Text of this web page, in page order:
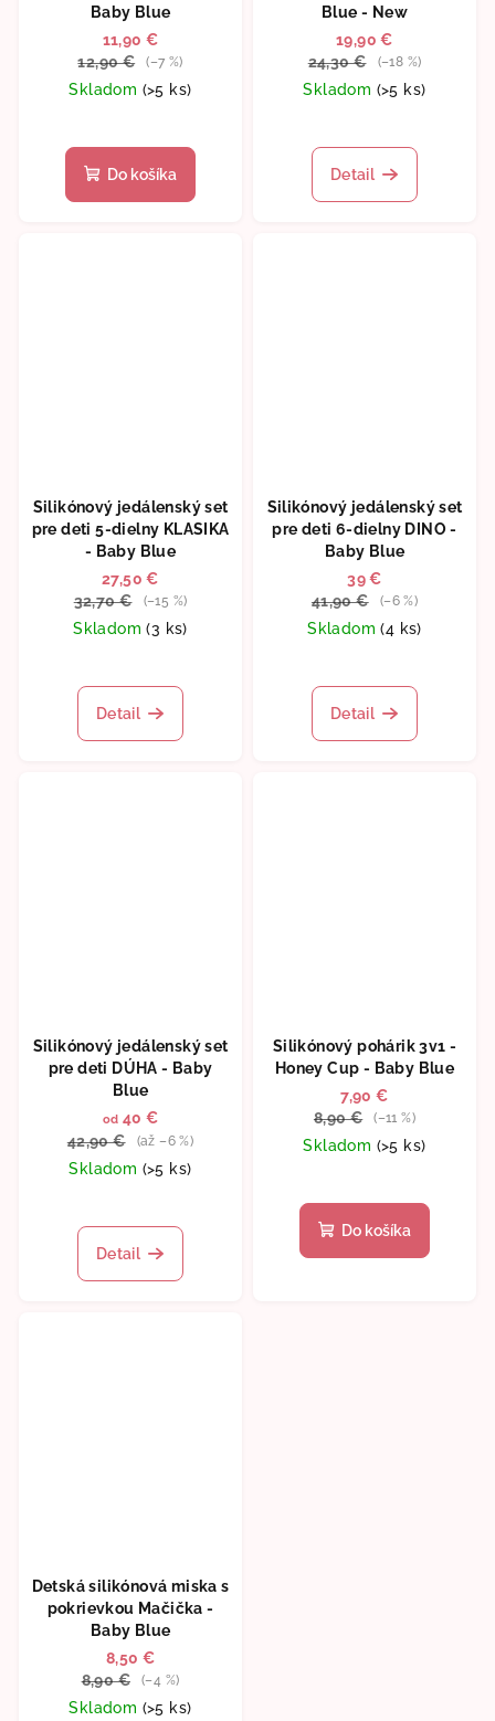
Baby Blue
11,90 €
12,90 €
(–7 %)
Skladom (>5 ks)
Do košíka
Blue - New
19,90 €
24,30 €
(–18 %)
Skladom (>5 ks)
hodnotenie
produktu
Detail
Silikónový jedálenský set
pre deti 5-dielny KLASIKA
- Baby Blue
27,50 €
32,70 €
(–15 %)
Skladom(3 ks)
hodnotenie
produktu
Detail
Silikónový jedálenský set
pre deti 6-dielny DINO -
Baby Blue
39 €
41,90 €
(–6 %)
Skladom(4 ks)
hodnotenie
produktu
Detail
Silikónový jedálenský set
pre deti DÚHA - Baby
Blue
od 40 €
42,90 €
(až –6 %)
Skladom (>5 ks)
hodnotenie
produktu
Detail
Silikónový pohárik 3v1 -
Honey Cup - Baby Blue
7,90 €
8,90 €
(–11 %)
Skladom (>5 ks)
Do košíka
Detská silikónová miska s
pokrievkou Mačička -
Baby Blue
8,50 €
8,90 €
(–4 %)
Skladom (>5 ks)